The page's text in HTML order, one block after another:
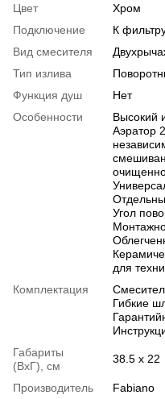
Цвет
Хром
Подключение
К
Вид смесителя
Тип излива
Функция душ
Нет
Особенности
Высокий
Аэратор
Угол
для
Комплектация
Гибкие
Габариты
(ВхГ), см
38.5 х 22
Производитель
Fabiano